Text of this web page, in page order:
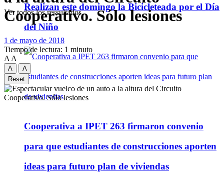
Realizan este domingo la Bicicleteada por el Día
del Niño
Cooperativa a IPET 263 firmaron convenio
para que estudiantes de construcciones aporten
ideas para futuro plan de viviendas
Ver todos los ressultados
Cooperativo. Sólo lesiones
1 de mayo de 2018
Tiempo de lectura: 1 minuto
A A
A
A
Reset